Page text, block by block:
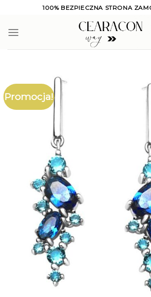
content
100% BEZPIECZNA STRONA
Promocja!